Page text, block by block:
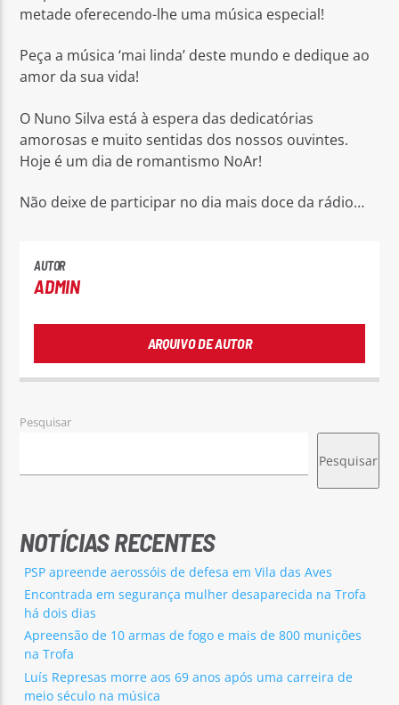
Rádio No ar
metade oferecendo-lhe uma música especial!
Peça a música ‘mai linda’ deste mundo e dedique ao
amor da sua vida!
O Nuno Silva está à espera das dedicatórias
amorosas e muito sentidas dos nossos ouvintes.
Hoje é um dia de romantismo NoAr!
Não deixe de participar no dia mais doce da rádio…
AUTOR
ADMIN
ARQUIVO DE AUTOR
Pesquisar
Pesquisar
NOTÍCIAS RECENTES
PSP apreende aerossóis de defesa em Vila das Aves
Encontrada em segurança mulher desaparecida na Trofa
há dois dias
Apreensão de 10 armas de fogo e mais de 800 munições
na Trofa
Luís Represas morre aos 69 anos após uma carreira de
meio século na música